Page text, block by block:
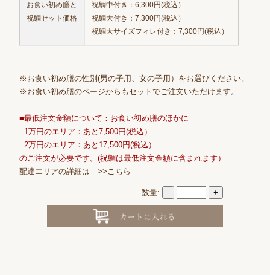
お食い初め膳と
祝鯛セット価格
祝鯛中付き：6,300円(税込）
祝鯛大付き：7,300円(税込）
祝鯛大サイズフィレ付き：7,300円(税込）
※お食い初め膳の性別(男の子用、女の子用）をお選びください。
※お食い初め膳のページからもセットでご注文いただけます。
■最低注文金額について：お食い初め膳のほかに
1万円のエリア：あと7,500円(税込）
2万円のエリア：あと17,500円(税込）
のご注文が必要です。(祝鯛は最低注文金額に含まれます）
配達エリアの詳細は >>こちら
数量: - +